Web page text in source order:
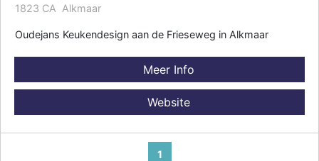
1823 CA Alkmaar
Oudejans Keukendesign aan de Frieseweg in Alkmaar
Meer Info
Website
1